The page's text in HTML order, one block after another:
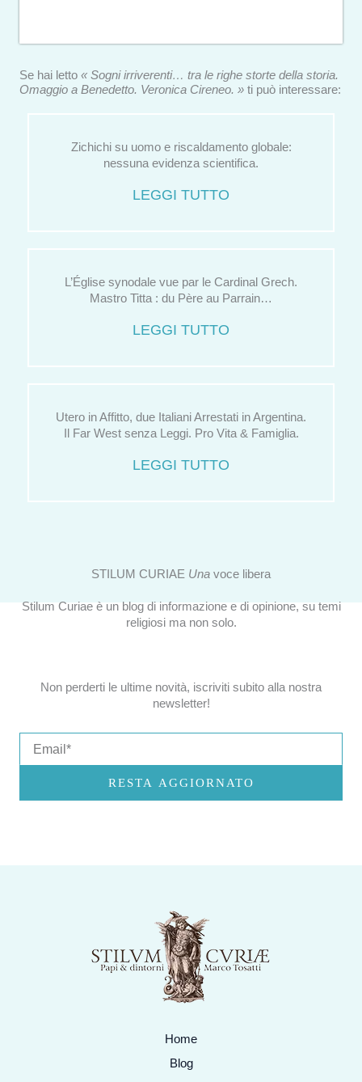
Se hai letto « Sogni irriverenti… tra le righe storte della storia.
Omaggio a Benedetto. Veronica Cireneo. » ti può interessare:
Zichichi su uomo e riscaldamento globale:
nessuna evidenza scientifica.
LEGGI TUTTO
L’Église synodale vue par le Cardinal Grech.
Mastro Titta : du Père au Parrain…
LEGGI TUTTO
Utero in Affitto, due Italiani Arrestati in Argentina.
Il Far West senza Leggi. Pro Vita & Famiglia.
LEGGI TUTTO
STILUM CURIAE Una voce libera
Stilum Curiae è un blog di informazione e di opinione, su temi
religiosi ma non solo.
Non perderti le ultime novità, iscriviti subito alla nostra
newsletter!
RESTA AGGIORNATO
Home
Blog